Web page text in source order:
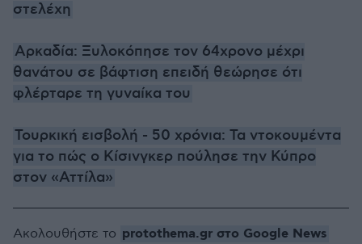
στελέχη
Αρκαδία: Ξυλοκόπησε τον 64χρονο μέχρι
θανάτου σε βάφτιση επειδή θεώρησε ότι
φλέρταρε τη γυναίκα του
Τουρκική εισβολή - 50 χρόνια: Τα ντοκουμέντα
για το πώς ο Κίσινγκερ πούλησε την Κύπρο
στον «Αττίλα»
Ακολουθήστε το protothema.gr στο Google News